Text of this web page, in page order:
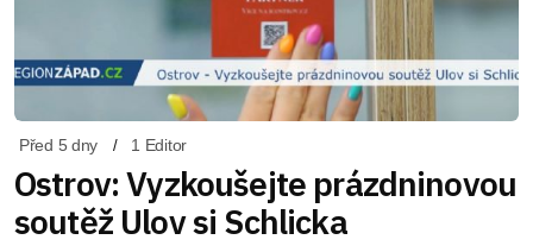
Před 5 dny 1 Editor
Ostrov: Vyzkoušejte prázdninovou
soutěž Ulov si Schlicka